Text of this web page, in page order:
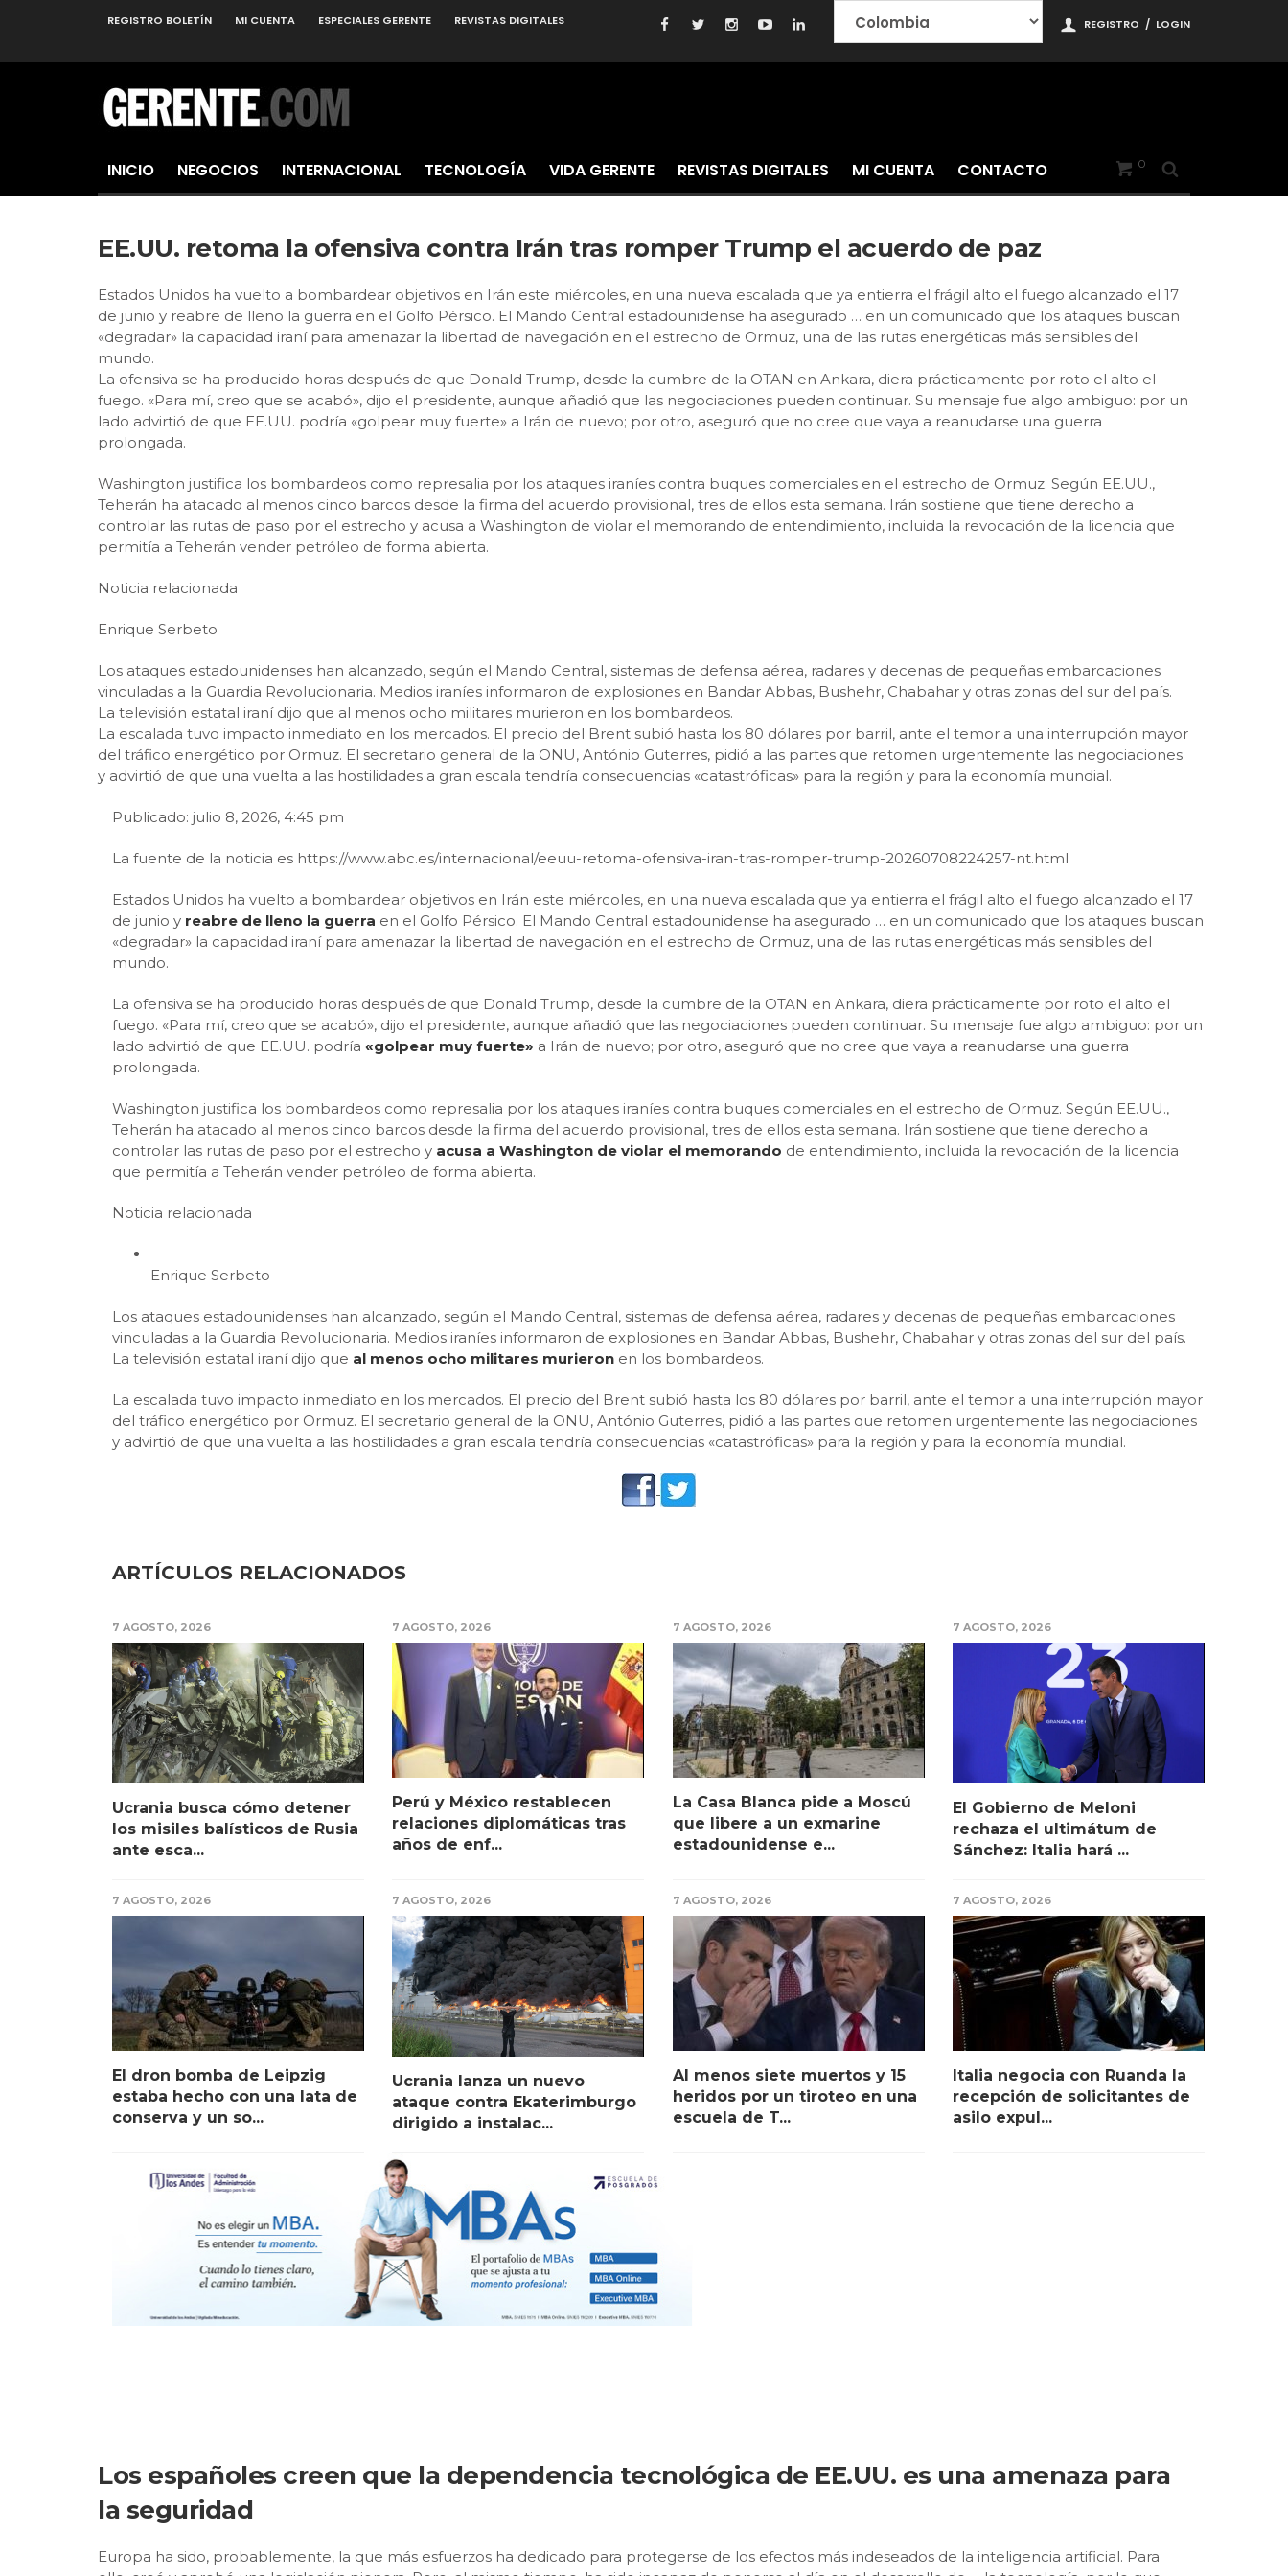
REGISTRO / LOGIN
REGISTRO BOLETÍN MI CUENTA ESPECIALES GERENTE REVISTAS DIGITALES
0
INICIO NEGOCIOS INTERNACIONAL TECNOLOGÍA VIDA GERENTE REVISTAS DIGITALES MI CUENTA CONTACTO
EE.UU. retoma la ofensiva contra Irán tras romper Trump el acuerdo de paz
Estados Unidos ha vuelto a bombardear objetivos en Irán este miércoles, en una nueva escalada que ya entierra el frágil alto el fuego alcanzado el 17
de junio y reabre de lleno la guerra en el Golfo Pérsico. El Mando Central estadounidense ha asegurado … en un comunicado que los ataques buscan
«degradar» la capacidad iraní para amenazar la libertad de navegación en el estrecho de Ormuz, una de las rutas energéticas más sensibles del
mundo.
La ofensiva se ha producido horas después de que Donald Trump, desde la cumbre de la OTAN en Ankara, diera prácticamente por roto el alto el
fuego. «Para mí, creo que se acabó», dijo el presidente, aunque añadió que las negociaciones pueden continuar. Su mensaje fue algo ambiguo: por un
lado advirtió de que EE.UU. podría «golpear muy fuerte» a Irán de nuevo; por otro, aseguró que no cree que vaya a reanudarse una guerra
prolongada.
Washington justifica los bombardeos como represalia por los ataques iraníes contra buques comerciales en el estrecho de Ormuz. Según EE.UU.,
Teherán ha atacado al menos cinco barcos desde la firma del acuerdo provisional, tres de ellos esta semana. Irán sostiene que tiene derecho a
controlar las rutas de paso por el estrecho y acusa a Washington de violar el memorando de entendimiento, incluida la revocación de la licencia que
permitía a Teherán vender petróleo de forma abierta.
Noticia relacionada
Enrique Serbeto
Los ataques estadounidenses han alcanzado, según el Mando Central, sistemas de defensa aérea, radares y decenas de pequeñas embarcaciones
vinculadas a la Guardia Revolucionaria. Medios iraníes informaron de explosiones en Bandar Abbas, Bushehr, Chabahar y otras zonas del sur del país.
La televisión estatal iraní dijo que al menos ocho militares murieron en los bombardeos.
La escalada tuvo impacto inmediato en los mercados. El precio del Brent subió hasta los 80 dólares por barril, ante el temor a una interrupción mayor
del tráfico energético por Ormuz. El secretario general de la ONU, António Guterres, pidió a las partes que retomen urgentemente las negociaciones
y advirtió de que una vuelta a las hostilidades a gran escala tendría consecuencias «catastróficas» para la región y para la economía mundial.
Publicado: julio 8, 2026, 4:45 pm
La fuente de la noticia es https://www.abc.es/internacional/eeuu-retoma-ofensiva-iran-tras-romper-trump-20260708224257-nt.html
Estados Unidos ha vuelto a bombardear objetivos en Irán este miércoles, en una nueva escalada que ya entierra el frágil alto el fuego alcanzado el 17
de junio y reabre de lleno la guerra en el Golfo Pérsico. El Mando Central estadounidense ha asegurado … en un comunicado que los ataques buscan
«degradar» la capacidad iraní para amenazar la libertad de navegación en el estrecho de Ormuz, una de las rutas energéticas más sensibles del
mundo.
La ofensiva se ha producido horas después de que Donald Trump, desde la cumbre de la OTAN en Ankara, diera prácticamente por roto el alto el
fuego. «Para mí, creo que se acabó», dijo el presidente, aunque añadió que las negociaciones pueden continuar. Su mensaje fue algo ambiguo: por un
lado advirtió de que EE.UU. podría «golpear muy fuerte» a Irán de nuevo; por otro, aseguró que no cree que vaya a reanudarse una guerra
prolongada.
Washington justifica los bombardeos como represalia por los ataques iraníes contra buques comerciales en el estrecho de Ormuz. Según EE.UU.,
Teherán ha atacado al menos cinco barcos desde la firma del acuerdo provisional, tres de ellos esta semana. Irán sostiene que tiene derecho a
controlar las rutas de paso por el estrecho y acusa a Washington de violar el memorando de entendimiento, incluida la revocación de la licencia
que permitía a Teherán vender petróleo de forma abierta.
Noticia relacionada
Enrique Serbeto
Los ataques estadounidenses han alcanzado, según el Mando Central, sistemas de defensa aérea, radares y decenas de pequeñas embarcaciones
vinculadas a la Guardia Revolucionaria. Medios iraníes informaron de explosiones en Bandar Abbas, Bushehr, Chabahar y otras zonas del sur del país.
La televisión estatal iraní dijo que al menos ocho militares murieron en los bombardeos.
La escalada tuvo impacto inmediato en los mercados. El precio del Brent subió hasta los 80 dólares por barril, ante el temor a una interrupción mayor
del tráfico energético por Ormuz. El secretario general de la ONU, António Guterres, pidió a las partes que retomen urgentemente las negociaciones
y advirtió de que una vuelta a las hostilidades a gran escala tendría consecuencias «catastróficas» para la región y para la economía mundial.
ARTÍCULOS RELACIONADOS
7 AGOSTO, 2026
Ucrania busca cómo detener
los misiles balísticos de Rusia
ante esca...
7 AGOSTO, 2026
Perú y México restablecen
relaciones diplomáticas tras
años de enf...
7 AGOSTO, 2026
La Casa Blanca pide a Moscú
que libere a un exmarine
estadounidense e...
7 AGOSTO, 2026
El Gobierno de Meloni
rechaza el ultimátum de
Sánchez: Italia hará ...
7 AGOSTO, 2026
El dron bomba de Leipzig
estaba hecho con una lata de
conserva y un so...
7 AGOSTO, 2026
Ucrania lanza un nuevo
ataque contra Ekaterimburgo
dirigido a instalac...
7 AGOSTO, 2026
Al menos siete muertos y 15
heridos por un tiroteo en una
escuela de T...
7 AGOSTO, 2026
Italia negocia con Ruanda la
recepción de solicitantes de
asilo expul...
Los españoles creen que la dependencia tecnológica de EE.UU. es una amenaza para
la seguridad
Europa ha sido, probablemente, la que más esfuerzos ha dedicado para protegerse de los efectos más indeseados de la inteligencia artificial. Para